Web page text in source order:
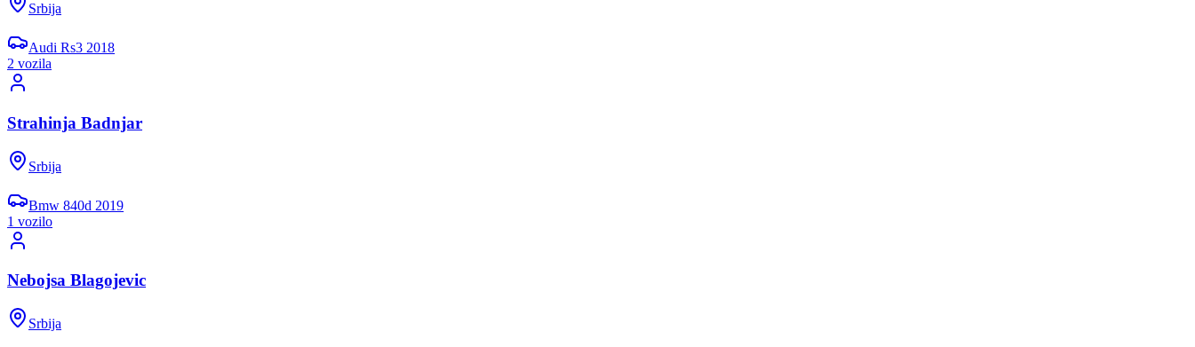
Srbija
Audi Rs3 2018
2 vozila
Strahinja Badnjar
Srbija
Bmw 840d 2019
1 vozilo
Nebojsa Blagojevic
Srbija